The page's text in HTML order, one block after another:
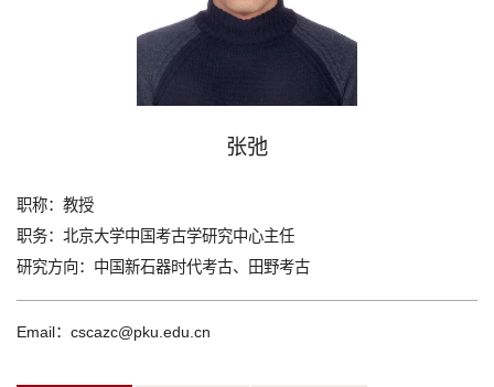
张弛
职称： 教授
职务： 北京大学中国考古学研究中心主任
研究方向： 中国新石器时代考古、田野考古
Email：cscazc@pku.edu.cn